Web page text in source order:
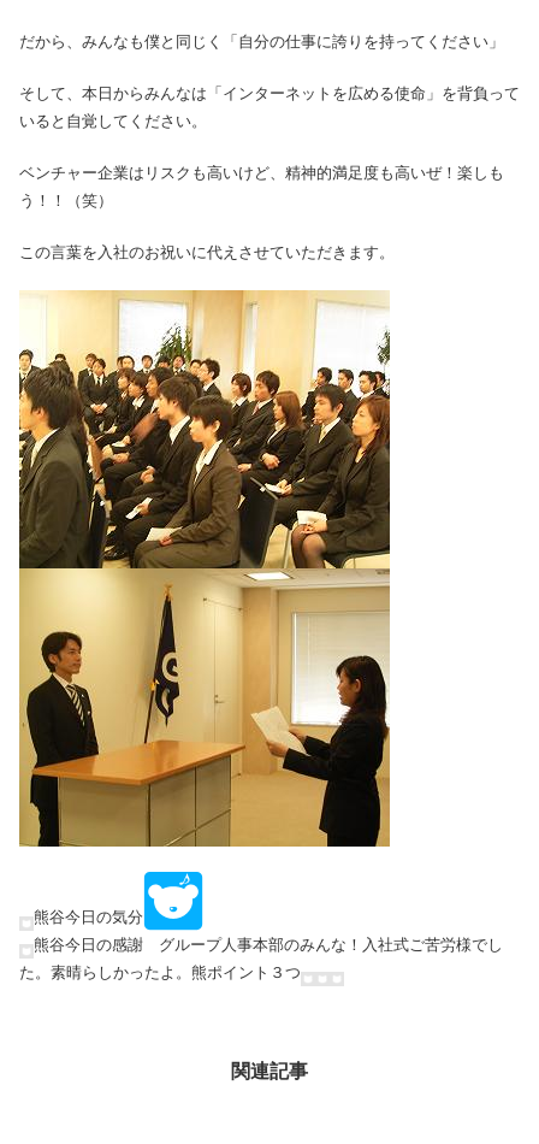
だから、みんなも僕と同じく「自分の仕事に誇りを持ってください」
そして、本日からみんなは「インターネットを広める使命」を背負って
いると自覚してください。
ベンチャー企業はリスクも高いけど、精神的満足度も高いぜ！楽しも
う！！（笑）
この言葉を入社のお祝いに代えさせていただきます。
熊谷今日の気分
熊谷今日の感謝 グループ人事本部のみんな！入社式ご苦労様でし
た。素晴らしかったよ。熊ポイント３つ
関連記事